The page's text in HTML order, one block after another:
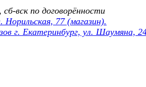
вск по договорённости
Норильская, 77 (магазин).
г. Екатеринбург, ул. Шаумяна,